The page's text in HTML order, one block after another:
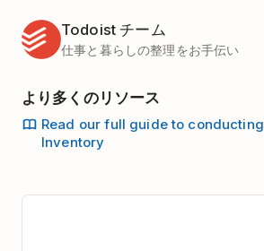
Todoist チーム
仕事と暮らしの整理をお手伝い
より多くのリソース
Read our full guide to
Inventory